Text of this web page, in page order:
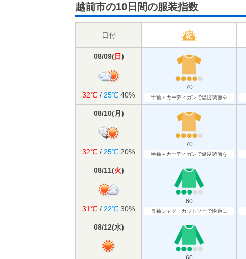
越前市の10日間の服装指数
日付
08/09(日)
70
半袖＋カーディガンで温度調節を
32℃ / 25℃ 40%
08/10(月 )
70
半袖＋カーディガンで温度調節を
32℃ / 25℃ 20%
08/11(火)
60
長袖シャツ・カットソーで快適に
31℃ / 22℃ 30%
08/12(水)